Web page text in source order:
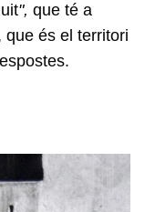
", que té a
que és el territori